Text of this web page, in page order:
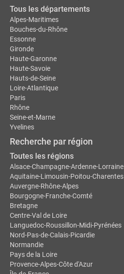
Tous les départements
Alpes-Maritimes
Bouches-du-Rhône
Essonne
Gironde
Haute-Garonne
Haute-Savoie
Hauts-de-Seine
Loire-Atlantique
Paris
Rhône
Seine-et-Marne
Yvelines
Recherche par région
Toutes les régions
Alsace-Champagne-Ardenne-Lorraine
Aquitaine-Limousin-Poitou-Charentes
Auvergne-Rhône-Alpes
Bourgogne-Franche-Comté
Bretagne
Centre-Val de Loire
Languedoc-Roussillon-Midi-Pyrénées
Nord-Pas-de-Calais-Picardie
Normandie
Pays de la Loire
Provence-Alpes-Côte d'Azur